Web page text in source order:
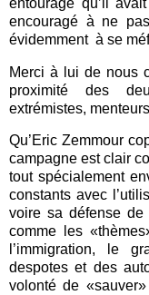
encouragé à ne
évidemment à se
Merci à lui de nous
proximité des
extrémistes,
Qu’Eric Zemmour
campagne est clair
tout spécialement
constants avec
voire sa défense
comme les
l’immigration, le
despotes et des
volonté de